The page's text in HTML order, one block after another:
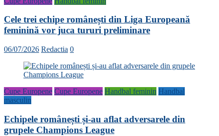
Cele trei echipe românești din Liga Europeană
feminină vor juca tururi preliminare
06/07/2026 Redactia 0
Cupe Europene Cupe Europene Handbal feminin Handbal
masculin
Echipele românești și-au aflat adversarele din
grupele Champions League